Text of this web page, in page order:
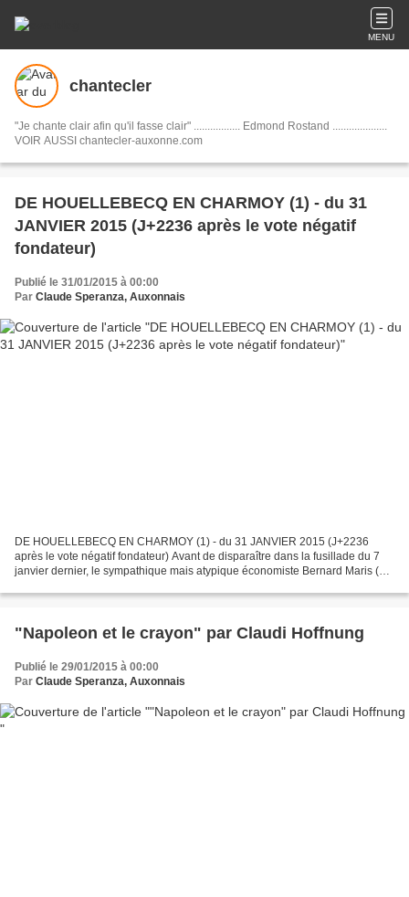
MENU
chantecler
"Je chante clair afin qu'il fasse clair" ................. Edmond Rostand ....................
VOIR AUSSI chantecler-auxonne.com
DE HOUELLEBECQ EN CHARMOY (1) - du 31
JANVIER 2015 (J+2236 après le vote négatif
fondateur)
Publié le 31/01/2015 à 00:00
Par Claude Speranza, Auxonnais
DE HOUELLEBECQ EN CHARMOY (1) - du 31 JANVIER 2015 (J+2236
après le vote négatif fondateur) Avant de disparaître dans la fusillade du 7
janvier dernier, le sympathique mais atypique économiste Bernard Maris (qui
"Napoleon et le crayon" par Claudi Hoffnung
Publié le 29/01/2015 à 00:00
Par Claude Speranza, Auxonnais